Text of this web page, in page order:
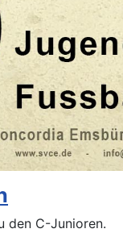
den C-Junioren.